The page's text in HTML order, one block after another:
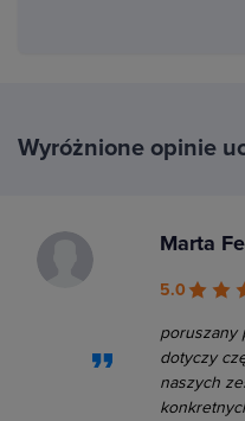
Wyróżnione opinie
Marta
5.0
poruszany
dotyczy
naszych